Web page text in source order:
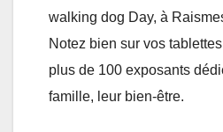
walking dog Day, à
Notez bien sur vos
plus de 100 exposants
famille, leur bien-être.